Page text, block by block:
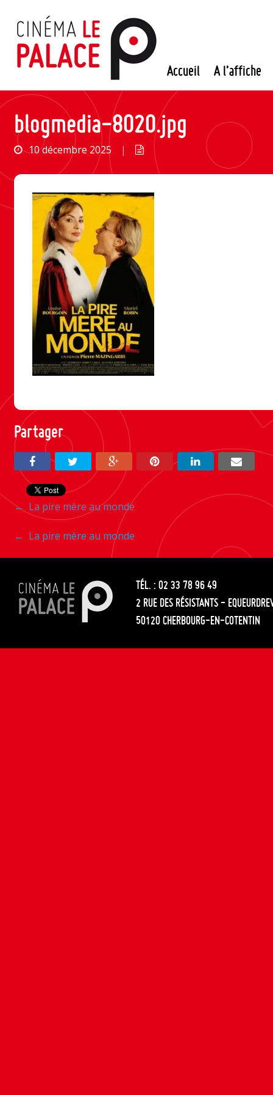
contenu
Accueil A l’affiche
blogmedia-8020.jpg
10 décembre 2025 |
Partager
Navigation
entre
les
articles
← La pire mère au monde
Navigation
entre
les
articles
← La pire mère au monde
TÉL. : 02 33 78 96 49
2 RUE DES RÉSISTANTS -
50120 CHERBOURG-EN-COTENTIN